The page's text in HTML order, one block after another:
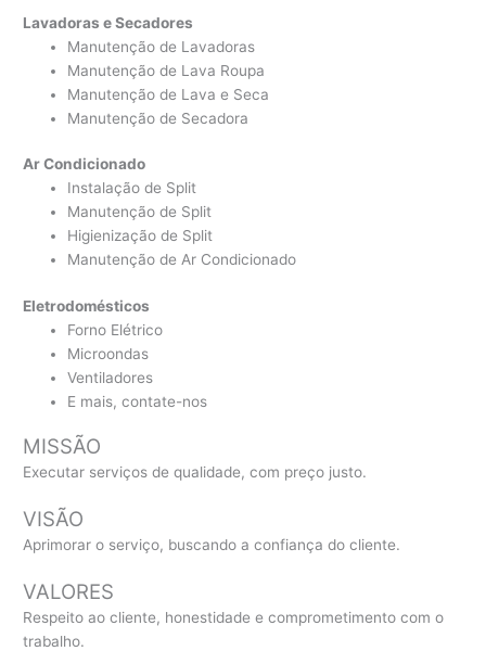
Lavadoras e Secadores
Manutenção de Lavadoras
Manutenção de Lava Roupa
Manutenção de Lava e Seca
Manutenção de Secadora
Ar Condicionado
Instalação de Split
Manutenção de Split
Higienização de Split
Manutenção de Ar Condicionado
Eletrodomésticos
Forno Elétrico
Microondas
Ventiladores
E mais, contate-nos
MISSÃO
Executar serviços de qualidade, com preço justo.
VISÃO
Aprimorar o serviço, buscando a confiança do cliente.
VALORES
Respeito ao cliente, honestidade e comprometimento com o
trabalho.